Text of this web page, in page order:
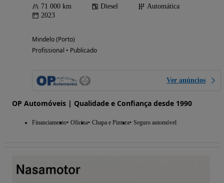
71 000 km Diesel
Automática
2023
Mindelo (Porto)
Profissional • Publicado
Ver anúncios
OP Automóveis | Qualidade e Confiança desde 1990
Financiamento Oficina Chapa e Pintura Seguro automóvel